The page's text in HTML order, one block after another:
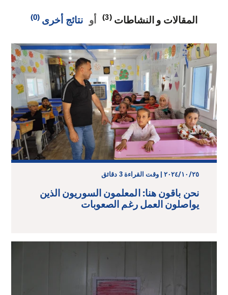
المقالات و النشاطات أو نتائج أخرى
٢٥‏/١٠‏/٢٠٢٤ | وقت القراءة 3 دقائق
نحن باقون هنا: المعلمون السوريون الذين
يواصلون العمل رغم الصعوبات